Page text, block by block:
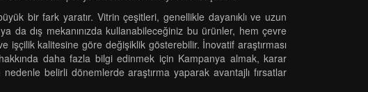
bir fark yaratır. Vitrin çeşitleri, genellikle dayanıklı ve uzun
da dış mekanınızda kullanabileceğiniz bu ürünler, hem çevre
işçilik kalitesine göre değişiklik gösterebilir. İnovatif araştırması
daha fazla bilgi edinmek için Kampanya almak, karar
belirli dönemlerde araştırma yaparak avantajlı fırsatlar